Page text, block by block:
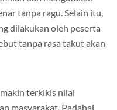
dan mengatakan
tanpa ragu. Selain itu,
dilakukan oleh peserta
tanpa rasa takut akan
terkikis nilai